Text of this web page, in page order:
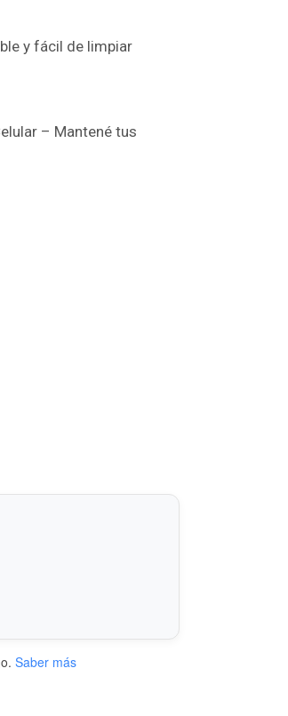
y fácil de limpiar
– Mantené tus
Saber más